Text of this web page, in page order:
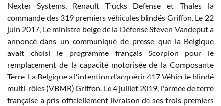
Nexter Systems, Renault Trucks Defense et Thales la
commande des 319 premiers véhicules blindés Griffon. Le 22
juin 2017, Le ministre belge de la Défense Steven Vandeput a
annoncé dans un communiqué de presse que la Belgique
avait choisi le programme français Scorpion pour le
remplacement de la capacité motorisée de la Composante
Terre. La Belgique a l'intention d'acquérir 417 Véhicule blindé
multi-rôles (VBMR) Griffon. Le 4 juillet 2019, l'armée de terre
française a pris officiellement livraison de ses trois premiers